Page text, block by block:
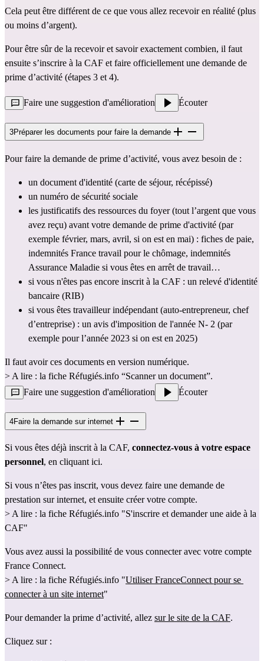
Cela peut être différent de ce que vous allez recevoir en réalité (plus
ou moins d’argent).
Pour être sûr de la recevoir et savoir exactement combien, il faut
ensuite s’inscrire à la CAF et faire officiellement une demande de
prime d’activité (étapes 3 et 4).
Faire une suggestion d'amélioration Écouter
3Préparer les documents pour faire la demande
Pour faire la demande de prime d’activité, vous avez besoin de :
un document d'identité (carte de séjour, récépissé)
un numéro de sécurité sociale
les justificatifs des ressources du foyer (tout l’argent que vous
avez reçu) avant votre demande de prime d'activité (par
exemple février, mars, avril, si on est en mai) : fiches de paie,
indemnités France travail pour le chômage, indemnités
Assurance Maladie si vous êtes en arrêt de travail…
si vous n'êtes pas encore inscrit à la CAF : un relevé d'identité
bancaire (RIB)
si vous êtes travailleur indépendant (auto-entrepreneur, chef
d’entreprise) : un avis d'imposition de l'année N- 2 (par
exemple pour l’année 2023 si on est en 2025)
Il faut avoir ces documents en version numérique.
> A lire : la fiche Réfugiés.info “Scanner un document”.
Faire une suggestion d'amélioration
Écouter
4Faire la demande sur internet
Si vous êtes déjà inscrit à la CAF, connectez-vous à votre espace
personnel, en cliquant ici.
Si vous n’êtes pas inscrit, vous devez faire une demande de
prestation sur internet, et ensuite créer votre compte.
> A lire : la fiche Réfugiés.info "S'inscrire et demander une aide à la
CAF"
Vous avez aussi la possibilité de vous connecter avec votre compte
France Connect.
> A lire : la fiche Réfugiés.info "Utiliser FranceConnect pour se
connecter à un site internet"
Pour demander la prime d’activité, allez sur le site de la CAF.
Cliquez sur :